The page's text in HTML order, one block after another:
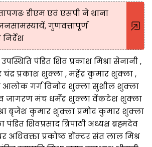
डीएम एवं एसपी ने थाना
गुणवत्तापूर्ण
पंडित शिव प्रकाश मिश्रा सेनानी ,
प्रकाश शुक्ला , महेंद्र कुमार शुक्ला ,
आलोक गर्ग विनोद शुक्ला सुशील शुक्ला
जागरण मंच धर्मेंद्र शुक्ला वेंकटेश शुक्ला
बृजेश कुमार शुक्ला प्रमोद कुमार शुक्ला
शिवप्रसाद त्रिपाठी अध्यक्ष ब्रह्मदेव
प्रकोष्ठ डॉक्टर संत लाल मिश्र